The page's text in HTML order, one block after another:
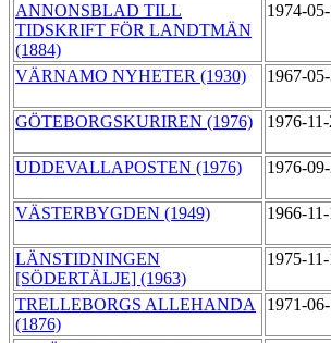
ANNONSBLAD TILL
TIDSKRIFT FÖR LANDTMÄN
(1884)
1974-
VÄRNAMO NYHETER (1930) 1967-
GÖTEBORGSKURIREN (1976)
1976-
UDDEVALLAPOSTEN (1976)
1976-
VÄSTERBYGDEN (1949)
1966-
LÄNSTIDNINGEN
[SÖDERTÄLJE] (1963)
1975-
TRELLEBORGS ALLEHANDA
(1876)
1971-